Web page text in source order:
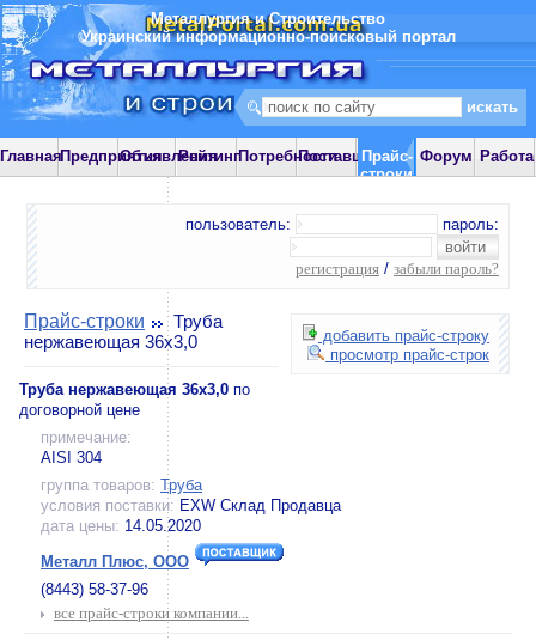
Металлургия и Строительство
Украинский информационно-поисковый портал
ГлавнаяПредприятияОбъявления
РейтингПотребностиПоставщики
Прайс-
строки
Форум Работа
пользователь: пароль:
регистрация / забыли пароль?
добавить прайс-строку
просмотр прайс-строк
Прайс-строки
Труба
нержавеющая 36х3,0
Труба нержавеющая 36х3,0 по
договорной цене
примечание:
AISI 304
группа товаров: Труба
условия поставки: EXW Склад Продавца
дата цены: 14.05.2020
Металл Плюс, ООО
(8443) 58-37-96
все прайс-строки компании...